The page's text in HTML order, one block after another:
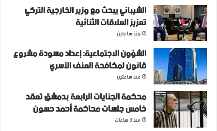
الشيباني يبحث مع وزير الخارجية التركي
تعزيز العلاقات الثنائية
منذ ساعتين
الشؤون الاجتماعية: إعداد مسودة مشروع
قانون لمكافحة العنف الأسري ‏
منذ ساعتين
محكمة الجنايات الرابعة بدمشق تعقد
خامس جلسات محاكمة أحمد حسون
منذ 3 ساعات